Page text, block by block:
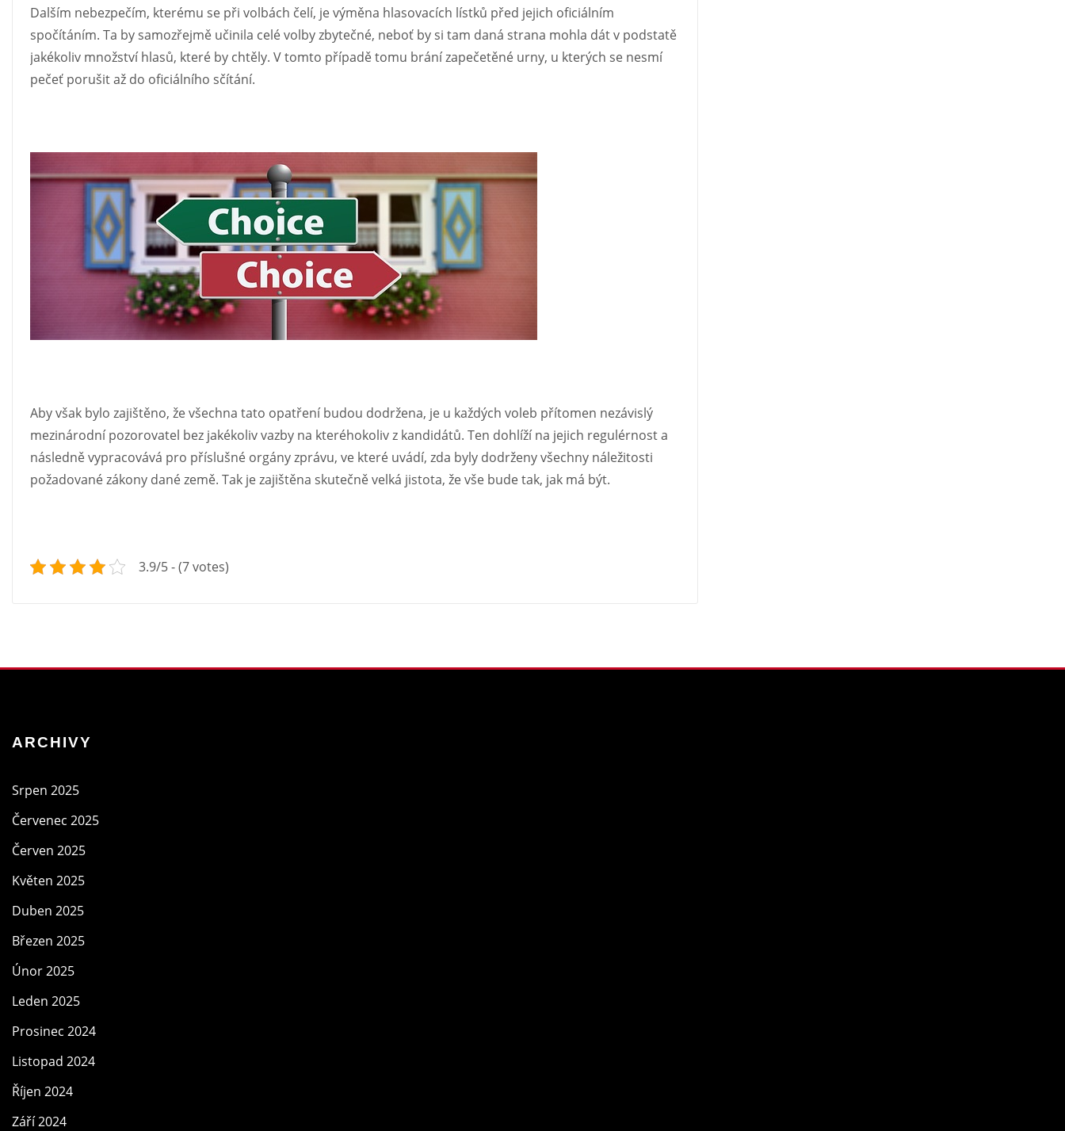
Dalším nebezpečím, kterému se při volbách čelí, je výměna hlasovacích lístků před jejich oficiálním
spočítáním. Ta by samozřejmě učinila celé volby zbytečné, neboť by si tam daná strana mohla dát v podstatě
jakékoliv množství hlasů, které by chtěly. V tomto případě tomu brání zapečetěné urny, u kterých se nesmí
pečeť porušit až do oficiálního sčítání.
Aby však bylo zajištěno, že všechna tato opatření budou dodržena, je u každých voleb přítomen nezávislý
mezinárodní pozorovatel bez jakékoliv vazby na kteréhokoliv z kandidátů. Ten dohlíží na jejich regulérnost a
následně vypracovává pro příslušné orgány zprávu, ve které uvádí, zda byly dodrženy všechny náležitosti
požadované zákony dané země. Tak je zajištěna skutečně velká jistota, že vše bude tak, jak má být.
3.9/5 - (7 votes)
ARCHIVY
Srpen 2025
Červenec 2025
Červen 2025
Květen 2025
Duben 2025
Březen 2025
Únor 2025
Leden 2025
Prosinec 2024
Listopad 2024
Říjen 2024
Září 2024